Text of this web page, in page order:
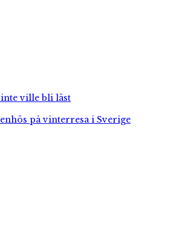
ville bli läst
på vinterresa i Sverige